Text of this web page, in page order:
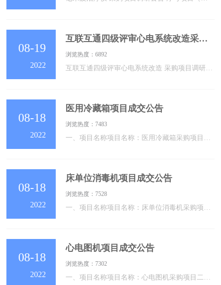
08-19
2022
浏览热度：6892
互联互通四级评审心电系统改造采购项目调研公告
08-18
2022
浏览热度：7483
医用冷藏箱项目成交公告
08-18
2022
浏览热度：7528
床单位消毒机项目成交公告
08-18
2022
浏览热度：7302
心电图机项目成交公告